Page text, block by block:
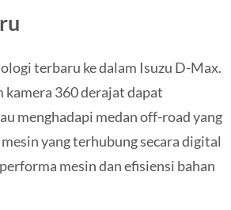
terbaru ke dalam Isuzu D-Max.
kamera 360 derajat dapat
menghadapi medan off-road yang
yang terhubung secara digital
mesin dan efisiensi bahan